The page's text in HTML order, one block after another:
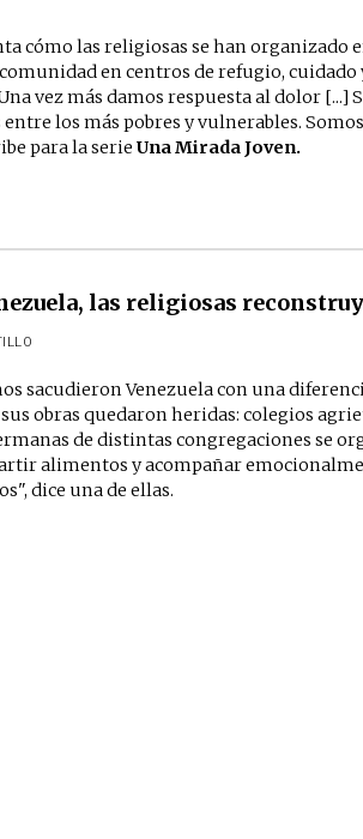
cómo las religiosas se han organizado
en centros de refugio,
vez más damos respuesta al dolor [...]
los más pobres y vulnerables.
para la serie Una Mirada Joven.
las religiosas
sacudieron Venezuela con una
obras quedaron heridas: colegios
de distintas congregaciones se
alimentos y acompañar
dice una de ellas.